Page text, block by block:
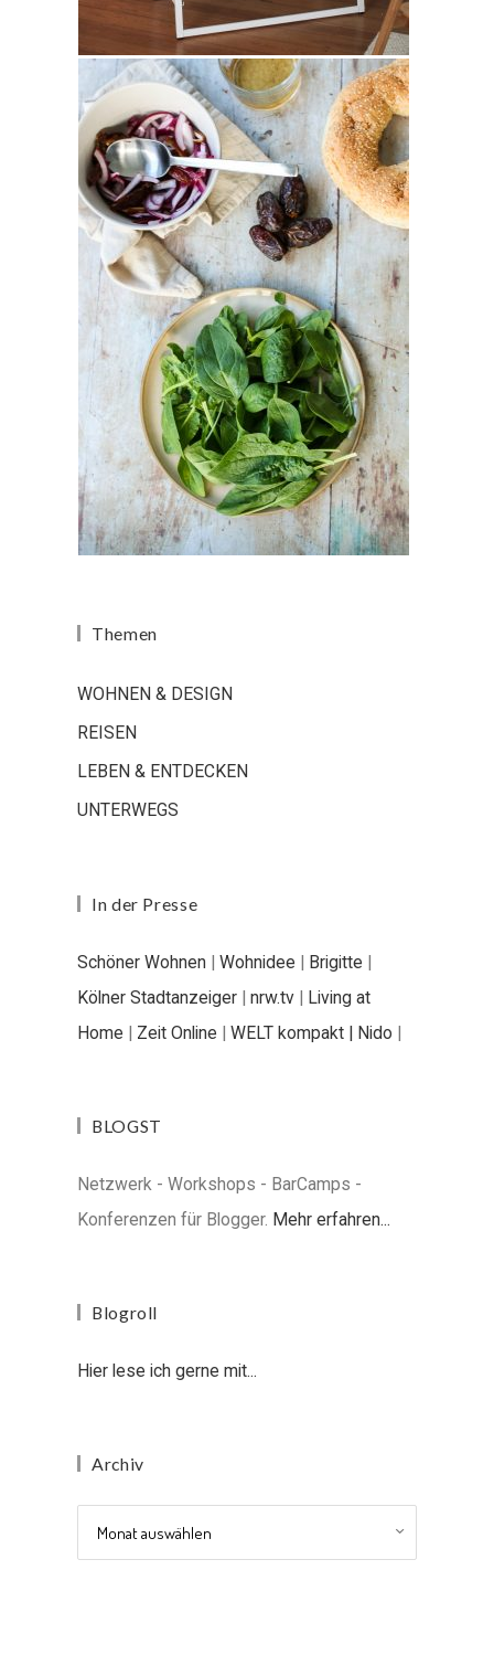
Themen
WOHNEN & DESIGN
REISEN
LEBEN & ENTDECKEN
UNTERWEGS
In der Presse
Schöner Wohnen | Wohnidee | Brigitte |
Kölner Stadtanzeiger | nrw.tv | Living at
Home | Zeit Online | WELT kompakt | Nido |
BLOGST
Netzwerk - Workshops - BarCamps -
Konferenzen für Blogger. Mehr erfahren...
Blogroll
Hier lese ich gerne mit...
Archiv